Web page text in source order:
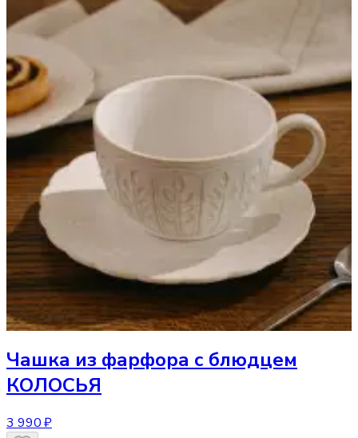
Чашка из фарфора с блюдцем
КОЛОСЬЯ
3 990 ₽